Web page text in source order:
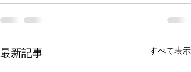
最新記事 すべて表示